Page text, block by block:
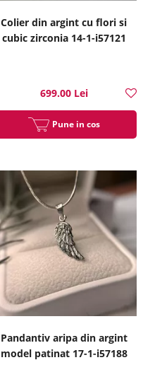
Colier din argint cu flori si
cubic zirconia 14-1-i57121
699.00 Lei
Pune in cos
Pandantiv aripa din argint
model patinat 17-1-i57188